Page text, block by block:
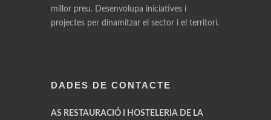
millor preu. Desenvolupa iniciatives i
projectes per dinamitzar el sector i el territori.
DADES DE CONTACTE
AS RESTAURACIÓ I HOSTELERIA DE LA